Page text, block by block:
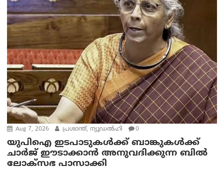
Aug 7, 2026 പ്രശാന്ത്, ന്യൂഡല്‍ഹി 0
യുപിഐ ഇടപാടുകൾക്ക് ബാങ്കുകൾക്ക്
ചാർജ് ഈടാക്കാൻ അനുവദിക്കുന്ന ബിൽ
ലോക്‌സഭ പാസാക്കി